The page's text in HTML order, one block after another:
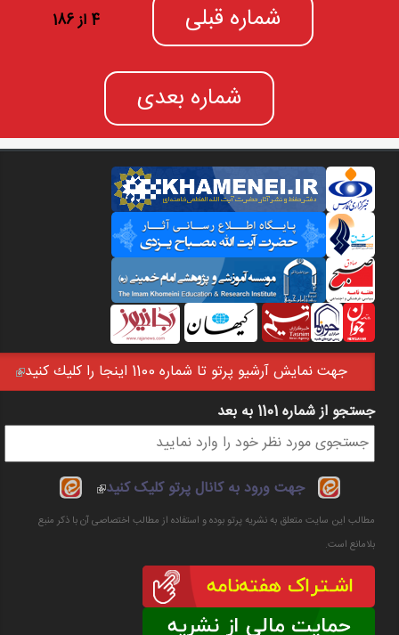
شماره قبلی 4 از 186
شماره بعدی
جهت نمايش آرشيو پرتو تا شماره 1100 اينجا را كليك كنيد
فرم جستجو
جستجو از شماره 1101 به بعد
جهت ورود به کانال پرتو کلیک کنید
(link is
external)
مطالب این سایت متعلق به نشریه پرتو بوده و استفاده از مطالب اختصاصی آن با ذکر منبع
بلامانع است.